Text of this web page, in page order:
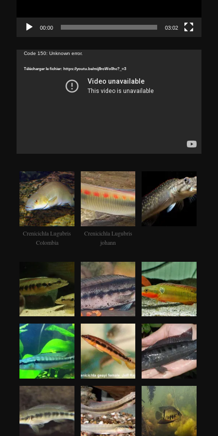
00:00 03:02
Lecteur
Code 150: Unknown error.
Télécharger le fichier: https://youtu.be/mij8roWo0hc?_=3
Crenicichla Lugubris
Colombia
Crenicichla Lugubris
johann